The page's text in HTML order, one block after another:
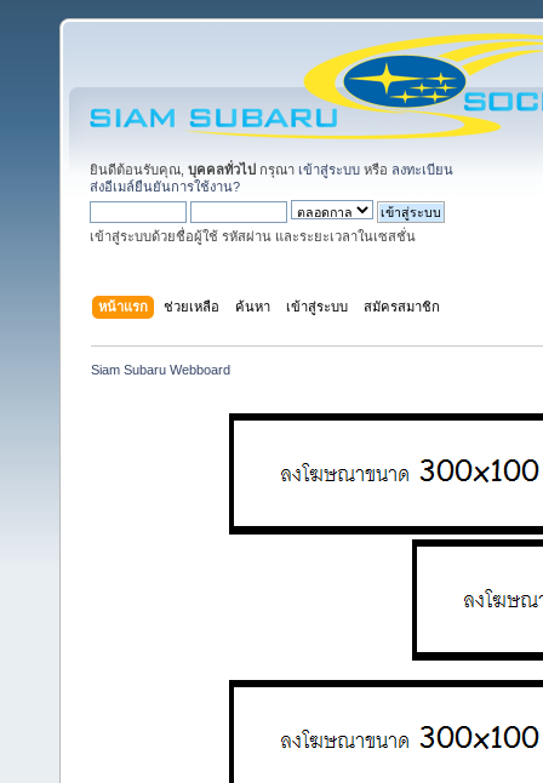
ยินดีต้อนรับคุณ, บุคคลทั่วไป กรุณา เข้าสู่ระบบ หรือ ลงทะเบียน
ส่งอีเมล์ยืนยันการใช้งาน?
เข้าสู่ระบบด้วยชื่อผู้ใช้ รหัสผ่าน และระยะเวลาในเซสชั่น
หน้าแรก ช่วยเหลือ ค้นหา เข้าสู่ระบบ สมัครสมาชิก
Siam Subaru Webboard